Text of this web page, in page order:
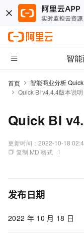
智
首页 智能商业分析
Quick BI v4.4.4版本说明
Quick BI
更新时间： 2022-10-18
复制 MD 格式
发布日期
2022 年 10 月 18 日